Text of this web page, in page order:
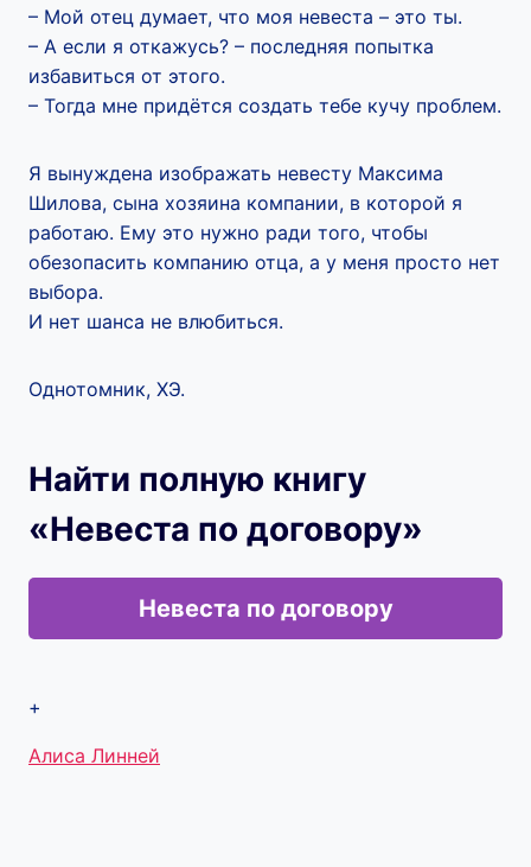
– Мой отец думает, что моя невеста – это ты.
– А если я откажусь? – последняя попытка
избавиться от этого.
– Тогда мне придётся создать тебе кучу проблем.
Я вынуждена изображать невесту Максима
Шилова, сына хозяина компании, в которой я
работаю. Ему это нужно ради того, чтобы
обезопасить компанию отца, а у меня просто нет
выбора.
И нет шанса не влюбиться.
Однотомник, ХЭ.
Найти полную книгу
«Невеста по договору»
Невеста по договору
+
Метки
Алиса Линней